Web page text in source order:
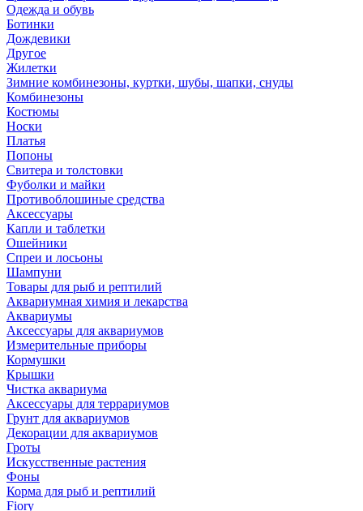
Одежда и обувь
Ботинки
Дождевики
Другое
Жилетки
Зимние комбинезоны, куртки, шубы, шапки, снуды
Комбинезоны
Костюмы
Носки
Платья
Попоны
Свитера и толстовки
Фуболки и майки
Противоблошиные средства
Аксессуары
Капли и таблетки
Ошейники
Спреи и лосьоны
Шампуни
Товары для рыб и рептилий
Аквариумная химия и лекарства
Аквариумы
Аксессуары для аквариумов
Измерительные приборы
Кормушки
Крышки
Чистка аквариума
Аксессуары для террариумов
Грунт для аквариумов
Декорации для аквариумов
Гроты
Искусственные растения
Фоны
Корма для рыб и рептилий
Fiory